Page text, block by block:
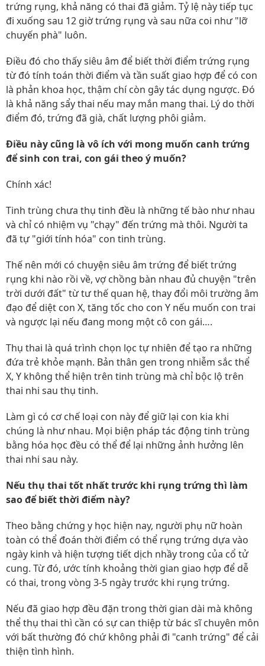
trứng rụng, khả năng có thai đã giảm. Tỷ lệ này tiếp tục
đi xuống sau 12 giờ trứng rụng và sau nữa coi như "lỡ
chuyến phà" luôn.
Điều đó cho thấy siêu âm để biết thời điểm trứng rụng
từ đó tính toán thời điểm và tần suất giao hợp để có con
là phản khoa học, thậm chí còn gây tác dụng ngược. Đó
là khả năng sẩy thai nếu may mắn mang thai. Lý do thời
điểm đó, trứng đã già, chất lượng phôi giảm.
Điều này cũng là vô ích với mong muốn canh trứng
để sinh con trai, con gái theo ý muốn?
Chính xác!
Tinh trùng chưa thụ tinh đều là những tế bào như nhau
và chỉ có nhiệm vụ "chạy" đến trứng mà thôi. Người ta
đã tự "giới tính hóa" con tinh trùng.
Thế nên mới có chuyện siêu âm trứng để biết trứng
rụng khi nào rồi về, vợ chồng bàn nhau đủ chuyện "trên
trời dưới đất" từ tư thế quan hệ, thay đổi môi trường âm
đạo để diệt con X, tăng tốc cho con Y nếu muốn con trai
và ngược lại nếu đang mong một cô con gái….
Thụ thai là quá trình chọn lọc tự nhiên để tạo ra những
đứa trẻ khỏe mạnh. Bản thân gen trong nhiễm sắc thể
X, Y không thể hiện trên tinh trùng mà chỉ bộc lộ trên
thai nhi sau thụ tinh.
Làm gì có cơ chế loại con này để giữ lại con kia khi
chúng là như nhau. Mọi biện pháp tác động tinh trùng
bằng hóa học đều có thể để lại những ảnh hưởng lên
thai nhi sau này.
Nếu thụ thai tốt nhất trước khi rụng trứng thì làm
sao để biết thời điểm này?
Theo bằng chứng y học hiện nay, người phụ nữ hoàn
toàn có thể đoán thời điểm có thể rụng trứng dựa vào
ngày kinh và hiện tượng tiết dịch nhầy trong của cổ tử
cung. Từ đó, ước tính khoảng thời gian giao hợp để dễ
có thai, trong vòng 3-5 ngày trước khi rụng trứng.
Nếu đã giao hợp đều đặn trong thời gian dài mà không
thể thụ thai thì cần có sự can thiệp từ bác sĩ chuyên môn
với bất thường đó chứ không phải đi "canh trứng" để cải
thiện tình hình.